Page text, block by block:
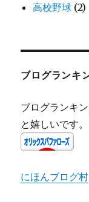
高校野球 (2)
ブログランキ
ブログランキ
と嬉しいです。
にほんブログ村